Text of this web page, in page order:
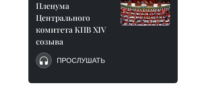
Пленума
Центрального
комитета КПВ XIV
созыва
ПРОСЛУШАТЬ